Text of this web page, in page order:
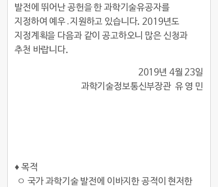
발전에 뛰어난 공헌을 한 과학기술유공자를
지정하여 예우․지원하고 있습니다. 2019년도
지정계획을 다음과 같이 공고하오니 많은 신청과
추천 바랍니다.
2019년 4월 23일
과학기술정보통신부장관 유 영 민
♦ 목적
ㅇ 국가 과학기술 발전에 이바지한 공적이 현저한